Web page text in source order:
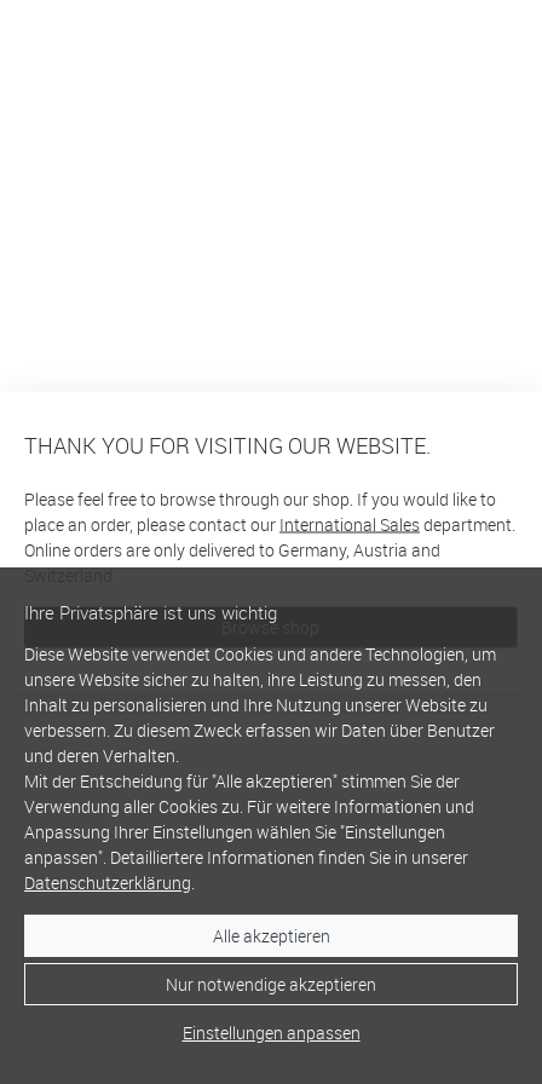
THANK YOU FOR VISITING OUR WEBSITE.
Please feel free to browse through our shop. If you would like to
place an order, please contact our International Salesdepartment.
Online orders are only delivered to Germany, Austria and
Switzerland
Browse shop
Ihre Privatsphäre ist uns wichtig
Diese Website verwendet Cookies und andere Technologien, um
unsere Website sicher zu halten, ihre Leistung zu messen, den
Inhalt zu personalisieren und Ihre Nutzung unserer Website zu
verbessern. Zu diesem Zweck erfassen wir Daten über Benutzer
und deren Verhalten.
Mit der Entscheidung für "Alle akzeptieren" stimmen Sie der
Verwendung aller Cookies zu. Für weitere Informationen und
Anpassung Ihrer Einstellungen wählen Sie "Einstellungen
anpassen". Detailliertere Informationen finden Sie in unserer
Datenschutzerklärung.
Alle akzeptieren
Nur notwendige akzeptieren
Einstellungen anpassen